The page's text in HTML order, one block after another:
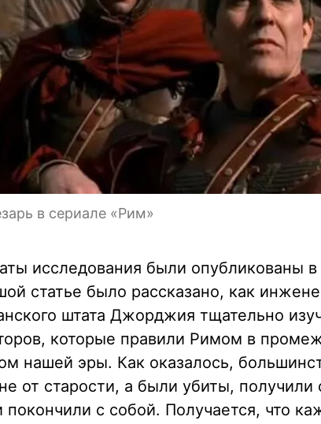
в сериале «Рим»
исследования были опубликованы
статье было рассказано, как
штата Джорджия тщательно
которые правили Римом в
нашей эры. Как оказалось,
от старости, а были убиты,
с собой. Получается, что